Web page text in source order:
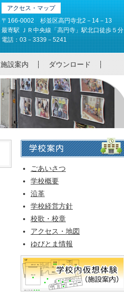
アクセス・マップ
〒166-0002 杉並区高円寺北2－14－13
最寄駅 ＪＲ中央線「高円寺」駅北口徒歩５分
電話：03－3339－5241
施設案内 ダウンロード
ごあいさつ
学校概要
沿革
学校経営方針
校歌・校章
アクセス・地図
ゆびとま情報